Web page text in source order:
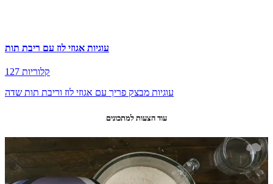
עוגיות אגוזי לוז עם ריבת תות
127 קלוריות
עוגיות מבצק פריך עם אגוזי לוז וריבת תות שדה
עוד הצעות למתכונים